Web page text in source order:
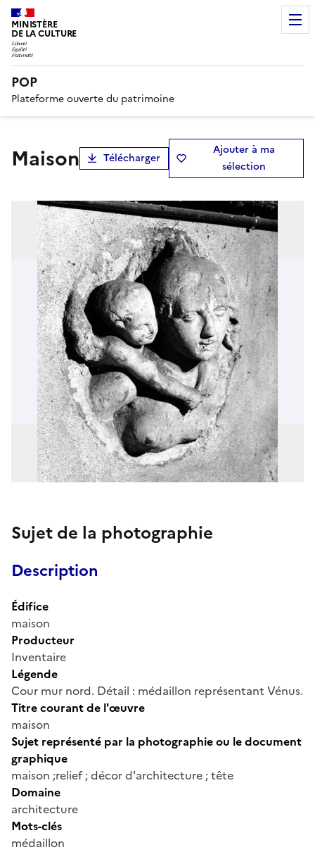
MINISTÈRE
DE LA CULTURE
POP
Plateforme ouverte du patrimoine
maison Télécharger
Ajouter à ma
sélection
Sujet de la photographie
Description
Édifice
maison
Producteur
Inventaire
Légende
Cour mur nord. Détail : médaillon représentant Vénus.
Titre courant de l'œuvre
maison
Sujet représenté par la photographie ou le document
graphique
maison ;relief ; décor d'architecture ; tête
Domaine
architecture
Mots-clés
médaillon